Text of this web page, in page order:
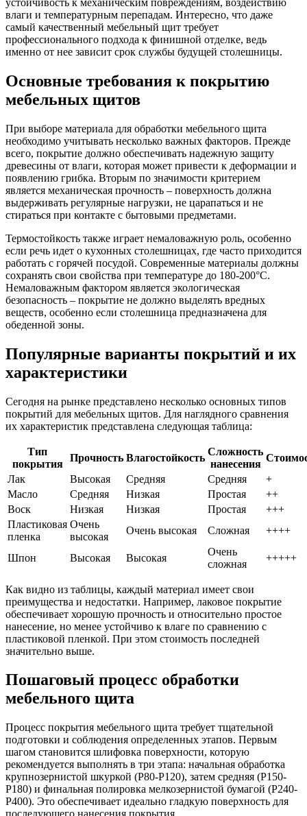
влаги и температурным перепадам. Интересно, что даже
самый качественный мебельный щит требует
профессионального подхода к финишной отделке, ведь
именно от нее зависит срок службы будущей столешницы.
Основные требования к покрытию
мебельных щитов
При выборе материала для обработки мебельного щита
необходимо учитывать несколько важных факторов. Прежде
всего, покрытие должно обеспечивать надежную защиту
древесины от влаги, которая может привести к деформации и
появлению грибка. Вторым по значимости критерием
является механическая прочность – поверхность должна
выдерживать регулярные нагрузки, не царапаться и не
стираться при контакте с бытовыми предметами.
Термостойкость также играет немаловажную роль, особенно
если речь идет о кухонных столешницах, где часто приходится
работать с горячей посудой. Современные материалы должны
сохранять свои свойства при температуре до 180-200°C.
Немаловажным фактором является экологическая
безопасность – покрытие не должно выделять вредных
веществ, особенно если столешница предназначена для
обеденной зоны.
Популярные варианты покрытий и их
характеристики
Сегодня на рынке представлено несколько основных типов
покрытий для мебельных щитов. Для наглядного сравнения
их характеристик представлена следующая таблица:
Тип
покрытия
Прочность Влагостойкость
Сложность
нанесения
Лак
Высокая Средняя Средняя
+
Масло
Средняя Низкая Простая
++
Воск
Низкая Низкая Простая
+++
Пластиковая
пленка
Очень
высокая
Очень высокая Сложная ++++
Шпон Высокая Высокая
Очень
сложная
+++++
Как видно из таблицы, каждый материал имеет свои
преимущества и недостатки. Например, лаковое покрытие
обеспечивает хорошую прочность и относительно простое
нанесение, но менее устойчиво к влаге по сравнению с
пластиковой пленкой. При этом стоимость последней
значительно выше.
Пошаговый процесс обработки
мебельного щита
Процесс покрытия мебельного щита требует тщательной
подготовки и соблюдения определенных этапов. Первым
шагом становится шлифовка поверхности, которую
рекомендуется выполнять в три этапа: начальная обработка
крупнозернистой шкуркой (P80-P120), затем средняя (P150-
P180) и финальная полировка мелкозернистой бумагой (P240-
P400). Это обеспечивает идеально гладкую поверхность для